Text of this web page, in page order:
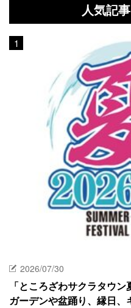
人気記
2026/07/30
「ところざわサクラタウ
ガーデンや盆踊り、縁日、